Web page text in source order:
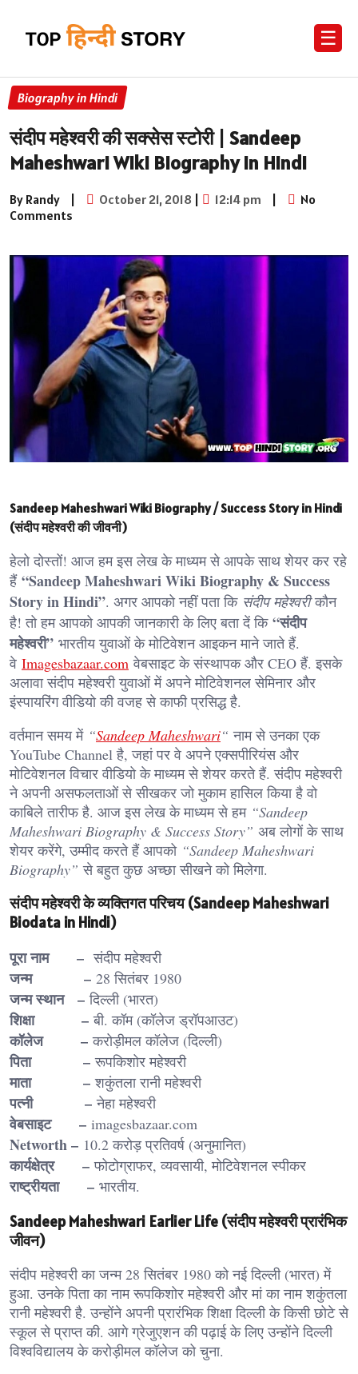
☰
Biography in Hindi
संदीप महेश्वरी की सक्सेस स्टोरी | Sandeep
Maheshwari Wiki Biography in Hindi
By Randy | October 21, 2018 | 12:14 pm |
No
Comments
Sandeep Maheshwari Wiki Biography / Success Story in Hindi
(संदीप महेश्वरी की जीवनी)
हेलो दोस्तों! आज हम इस लेख के माध्यम से आपके साथ शेयर कर रहे
हैं “Sandeep Maheshwari Wiki Biography & Success
Story in Hindi”. अगर आपको नहीं पता कि संदीप महेश्वरीकौन
है! तो हम आपको आपकी जानकारी के लिए बता दें कि “संदीप
महेश्वरी” भारतीय युवाओं के मोटिवेशन आइकन माने जाते हैं.
वे Imagesbazaar.com वेबसाइट के संस्थापक और CEO हैं. इसके
अलावा संदीप महेश्वरी युवाओं में अपने मोटिवेशनल सेमिनार और
इंस्पायरिंग वीडियो की वजह से काफी प्रसिद्ध है.
वर्तमान समय में “Sandeep Maheshwari“ नाम से उनका एक
YouTube Channel है, जहां पर वे अपने एक्सपीरियंस और
मोटिवेशनल विचार वीडियो के माध्यम से शेयर करते हैं. संदीप महेश्वरी
ने अपनी असफलताओं से सीखकर जो मुकाम हासिल किया है वो
काबिले तारीफ है. आज इस लेख के माध्यम से हम “Sandeep
Maheshwari Biography & Success Story” अब लोगों के साथ
शेयर करेंगे, उम्मीद करते हैं आपको “Sandeep Maheshwari
Biography” से बहुत कुछ अच्छा सीखने को मिलेगा.
संदीप महेश्वरी के व्यक्तिगत परिचय (Sandeep Maheshwari
Biodata in Hindi)
पूरा नाम – संदीप महेश्वरी
जन्म – 28 सितंबर 1980
जन्म स्थान – दिल्ली (भारत)
शिक्षा – बी. कॉम (कॉलेज ड्रॉपआउट)
कॉलेज – करोड़ीमल कॉलेज (दिल्ली)
पिता –रूपकिशोर महेश्वरी
माता – शकुंतला रानी महेश्वरी
पत्नी –नेहा महेश्वरी
वेबसाइट – imagesbazaar.com
Networth – 10.2 करोड़ प्रतिवर्ष (अनुमानित)
कार्यक्षेत्र – फोटोग्राफर, व्यवसायी, मोटिवेशनल स्पीकर
राष्ट्रीयता – भारतीय.
Sandeep Maheshwari Earlier Life (संदीप महेश्वरी प्रारंभिक
जीवन)
संदीप महेश्वरी का जन्म 28 सितंबर 1980 को नई दिल्ली (भारत) में
हुआ. उनके पिता का नाम रूपकिशोर महेश्वरी और मां का नाम शकुंतला
रानी महेश्वरी है. उन्होंने अपनी प्रारंभिक शिक्षा दिल्ली के किसी छोटे से
स्कूल से प्राप्त की. आगे ग्रेजुएशन की पढ़ाई के लिए उन्होंने दिल्ली
विश्वविद्यालय के करोड़ीमल कॉलेज को चुना.